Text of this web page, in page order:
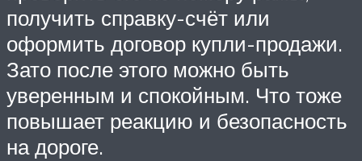
получить справку-счёт или
оформить договор купли-продажи.
Зато после этого можно быть
уверенным и спокойным. Что тоже
повышает реакцию и безопасность
на дороге.